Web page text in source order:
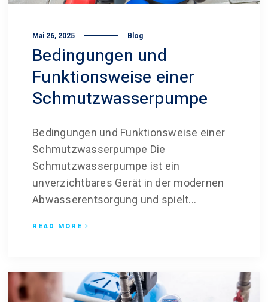
Mai 26, 2025 Blog
Bedingungen und
Funktionsweise einer
Schmutz­wasserpumpe
Bedingungen und Funktionsweise einer
Schmutzwasserpumpe Die
Schmutzwasserpumpe ist ein
unverzichtbares Gerät in der modernen
Abwasserentsorgung und spielt...
READ MORE